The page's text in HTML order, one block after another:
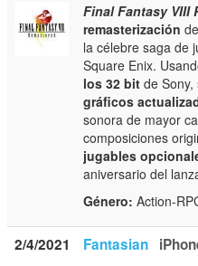
Final Fantasy VIII
remasterización
la célebre saga de
Square Enix.
los 32 bit de
gráficos
sonora de mayor
composiciones
jugables
aniversario del
Género: Action-
2/4/2021 Fantasian